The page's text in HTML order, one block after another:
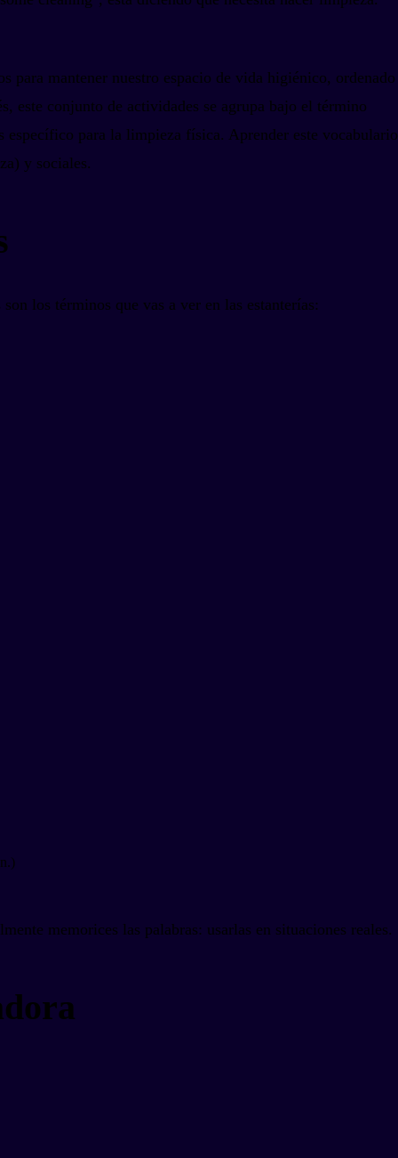
para mantener nuestro espacio de vida higiénico, ordenado
este conjunto de actividades se agrupa bajo el término
específico para la limpieza física. Aprender este vocabulario
y sociales.
los términos que vas a ver en las estanterías:
memorices las palabras: usarlas en situaciones reales.